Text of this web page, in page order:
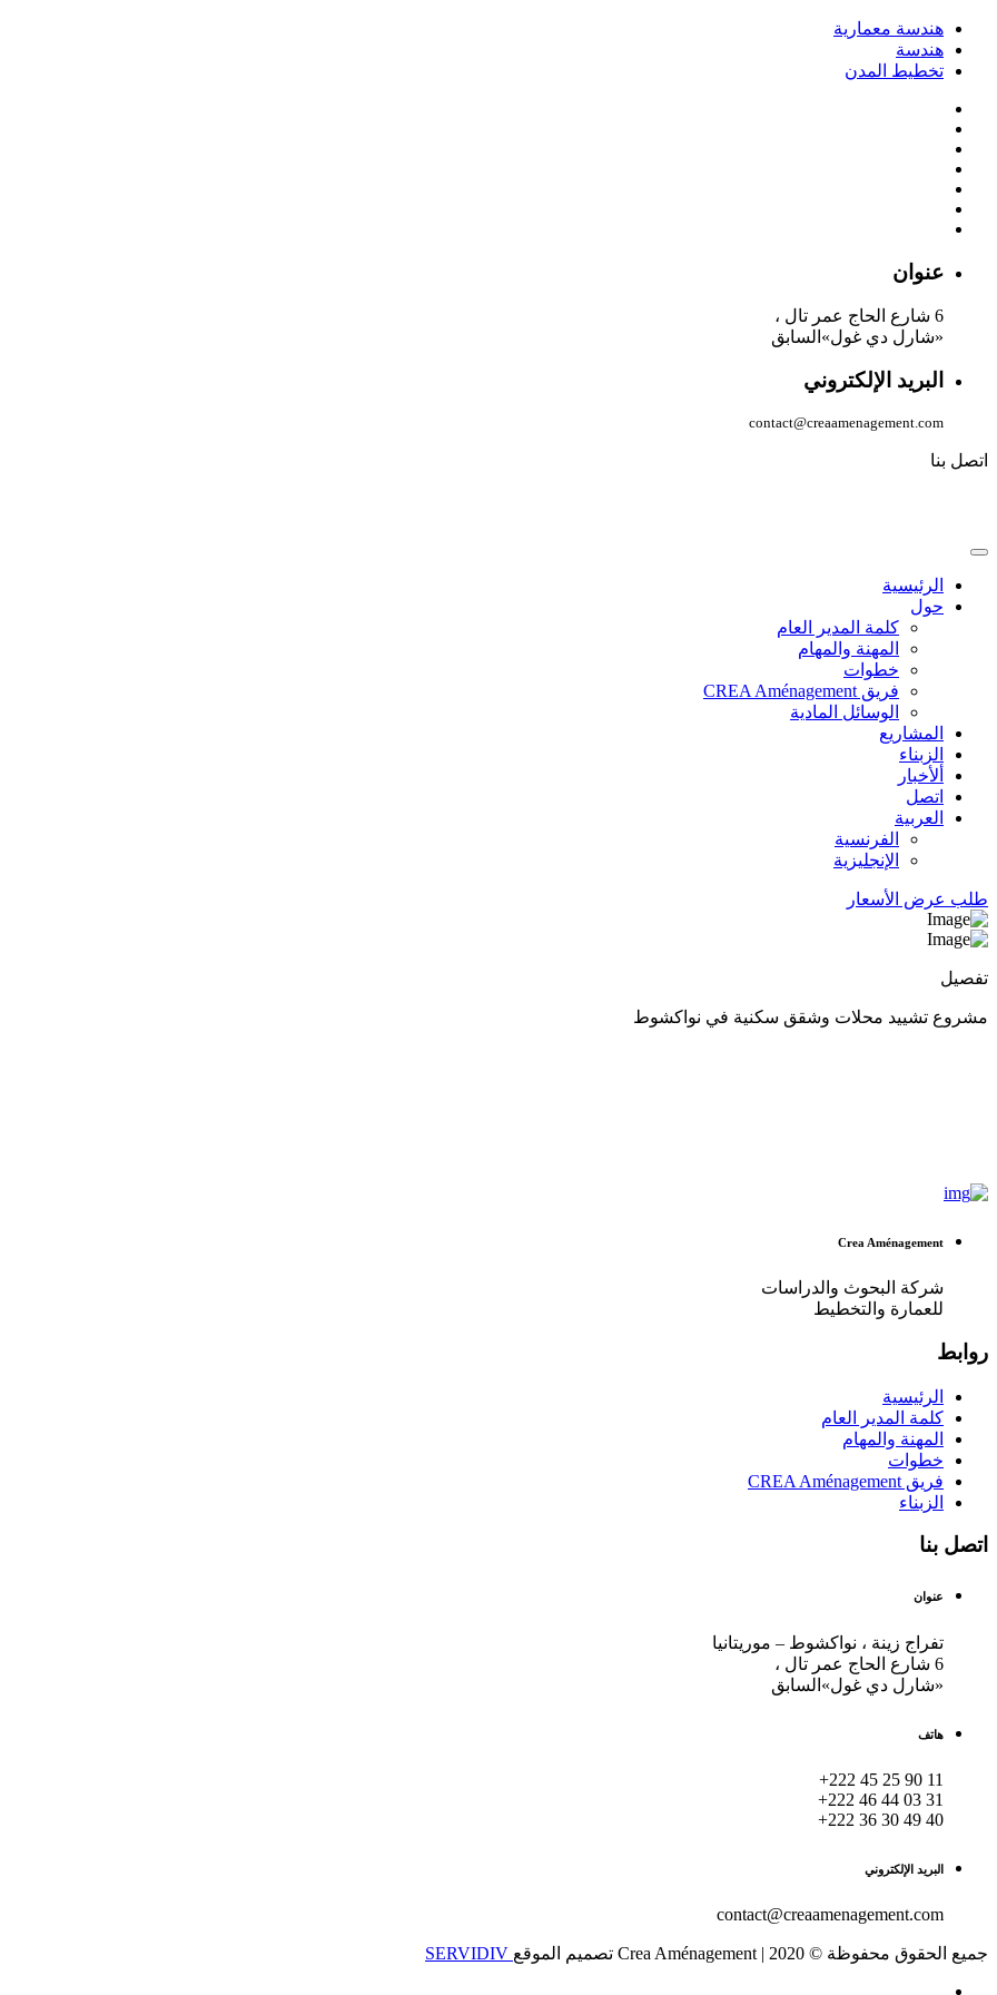
هندسة معمارية
هندسة
تخطيط المدن
عنوان
6 شارع الحاج عمر تال ،
«شارل دي غول»السابق
البريد الإلكتروني
contact@creaamenagement.com
اتصل بنا
الرئيسية
حول
كلمة المدير العام
المهنة والمهام
خطوات
فريق CREA Aménagement
الوسائل المادية
المشاريع
الزبناء
ألأخبار
اتصل
العربية
الفرنسية
الإنجليزية
طلب عرض الأسعار
تفصيل
مشروع تشييد محلات وشقق سكنية في نواكشوط
Crea Aménagement
شركة البحوث والدراسات
للعمارة والتخطيط
روابط
الرئيسية
كلمة المدير العام
المهنة والمهام
خطوات
فريق CREA Aménagement
الزبناء
اتصل بنا
عنوان
تفراج زينة ، نواكشوط – موريتانيا
6 شارع الحاج عمر تال ،
«شارل دي غول»السابق
هاتف
+222 45 25 90 11
+222 46 44 03 31
+222 36 30 49 40
البريد الإلكتروني
contact@creaamenagement.com
جميع الحقوق محفوظة © 2020 | Crea Aménagement تصميم الموقع